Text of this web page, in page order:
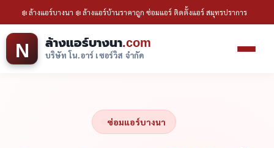
❄️ ล้างแอร์บางนา ❄️ ล้างแอร์บ้านราคาถูก ซ่อมแอร์ ติดตั้งแอร์ สมุทรปราการ
N ล้างแอร์บางนา.com
บริษัท โน.อาร์ เซอร์วิส จำกัด
ซ่อมแอร์บางนา